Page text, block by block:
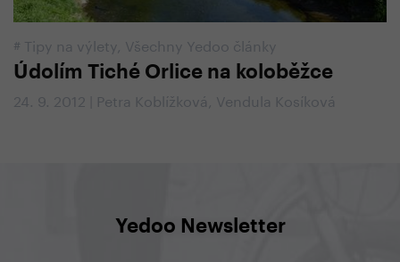
# Tipy na výlety Všechny Yedoo články
Údolím Tiché Orlice na koloběžce
24. 9. 2012 | Petra Koblížková, Vendula Kosíková
Yedoo Newsletter